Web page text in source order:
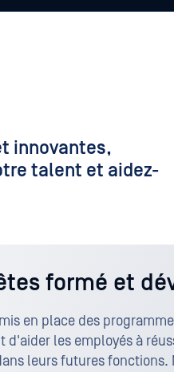
innovantes,
talent et aidez-
formé et
mis en place des
d'aider les employés à
leurs futures fonctions.